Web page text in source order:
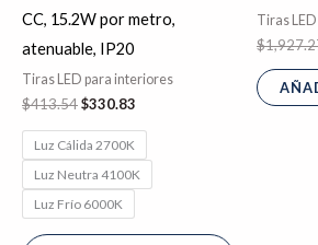
CC, 15.2W por metro,
atenuable, IP20
Tiras LED para interiores
$413.54$330.83
Luz Cálida 2700K
Luz Neutra 4100K
Luz Frío 6000K
página
Tiras
$